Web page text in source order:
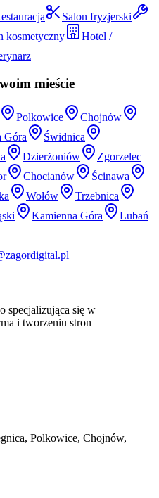
Salon fryzjerski
kosmetyczny
Hotel /
mieście
Polkowice
Chojnów
Góra
Świdnica
Dzierżoniów
Zgorzelec
Chocianów
Ścinawa
Wołów
Trzebnica
Kamienna Góra
Lubań
specjalizująca się w
i tworzeniu stron
Polkowice, Chojnów,